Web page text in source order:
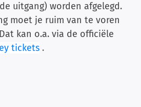
uitgang) worden afgelegd.
moet je ruim van te voren
kan o.a. via de officiële
tickets .